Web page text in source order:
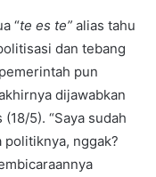
“te es te” alias tahu
dan tebang
pun
dijawabkan
5). “Saya sudah
politiknya, nggak?